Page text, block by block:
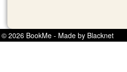
© 2026 BookMe - Made by Blacknet